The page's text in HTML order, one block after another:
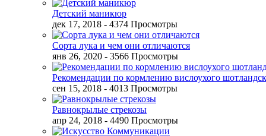
Детский маникюр
дек 17, 2018 - 4374 Просмотры
Сорта лука и чем они отличаются
янв 26, 2020 - 3566 Просмотры
Рекомендации по кормлению вислоухого
сен 15, 2018 - 4013 Просмотры
Равнокрылые стрекозы
апр 24, 2018 - 4490 Просмотры